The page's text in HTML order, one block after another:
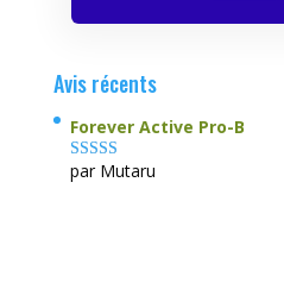
Avis récents
Forever Active Pro-B
Note4sur
par Mutaru